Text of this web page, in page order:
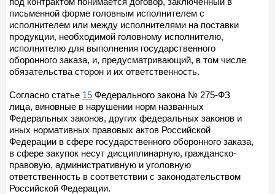
письменной форме головным исполнителем с
исполнителем или между исполнителями на поставки
продукции, необходимой головному исполнителю,
исполнителю для выполнения государственного
оборонного заказа, и, предусматривающий, в том числе
обязательства сторон и их ответственность.
Согласно статье 15 Федерального закона № 275-ФЗ
лица, виновные в нарушении норм названных
Федеральных законов, других федеральных законов и
иных нормативных правовых актов Российской
Федерации в сфере государственного оборонного заказа,
в сфере закупок несут дисциплинарную, гражданско-
правовую, административную и уголовную
ответственность в соответствии с законодательством
Российской Федерации.